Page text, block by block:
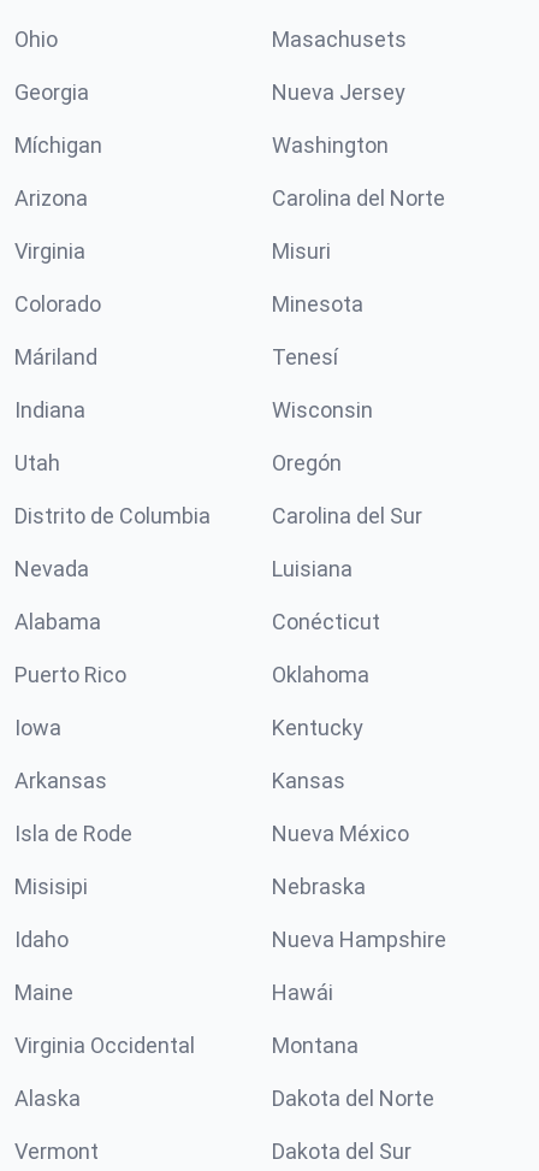
Ohio Masachusets
Georgia Nueva Jersey
Míchigan Washington
Arizona Carolina del Norte
Virginia Misuri
Colorado Minesota
Máriland Tenesí
Indiana Wisconsin
Utah Oregón
Distrito de Columbia Carolina del Sur
Nevada Luisiana
Alabama Conécticut
Puerto Rico Oklahoma
Iowa Kentucky
Arkansas Kansas
Isla de Rode Nueva México
Misisipi Nebraska
Idaho Nueva Hampshire
Maine Hawái
Virginia Occidental Montana
Alaska Dakota del Norte
Vermont Dakota del Sur